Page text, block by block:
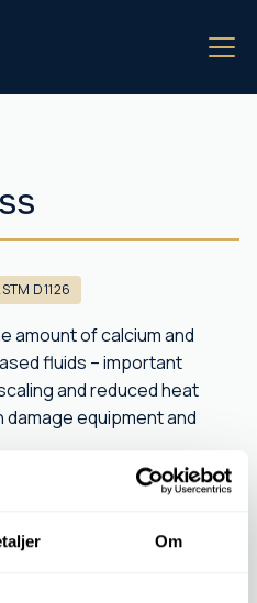
Om
D1126
amount of calcium and
fluids – important
and reduced heat
equipment and
or ion exchange
of the water quality
treatment should be